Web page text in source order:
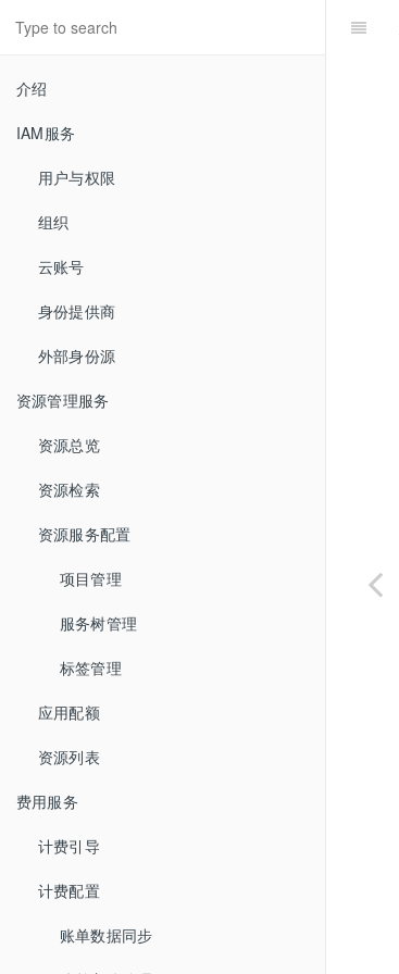
介绍
IAM服务
用户与权限
组织
云账号
身份提供商
外部身份源
资源管理服务
资源总览
资源检索
资源服务配置
项目管理
服务树管理
标签管理
应用配额
资源列表
费用服务
计费引导
计费配置
账单数据同步